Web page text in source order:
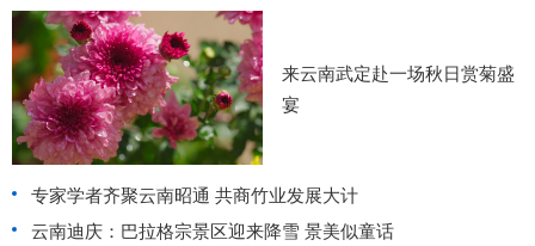
来云南武定赴一场秋日赏菊盛
宴
专家学者齐聚云南昭通 共商竹业发展大计
云南迪庆：巴拉格宗景区迎来降雪 景美似童话